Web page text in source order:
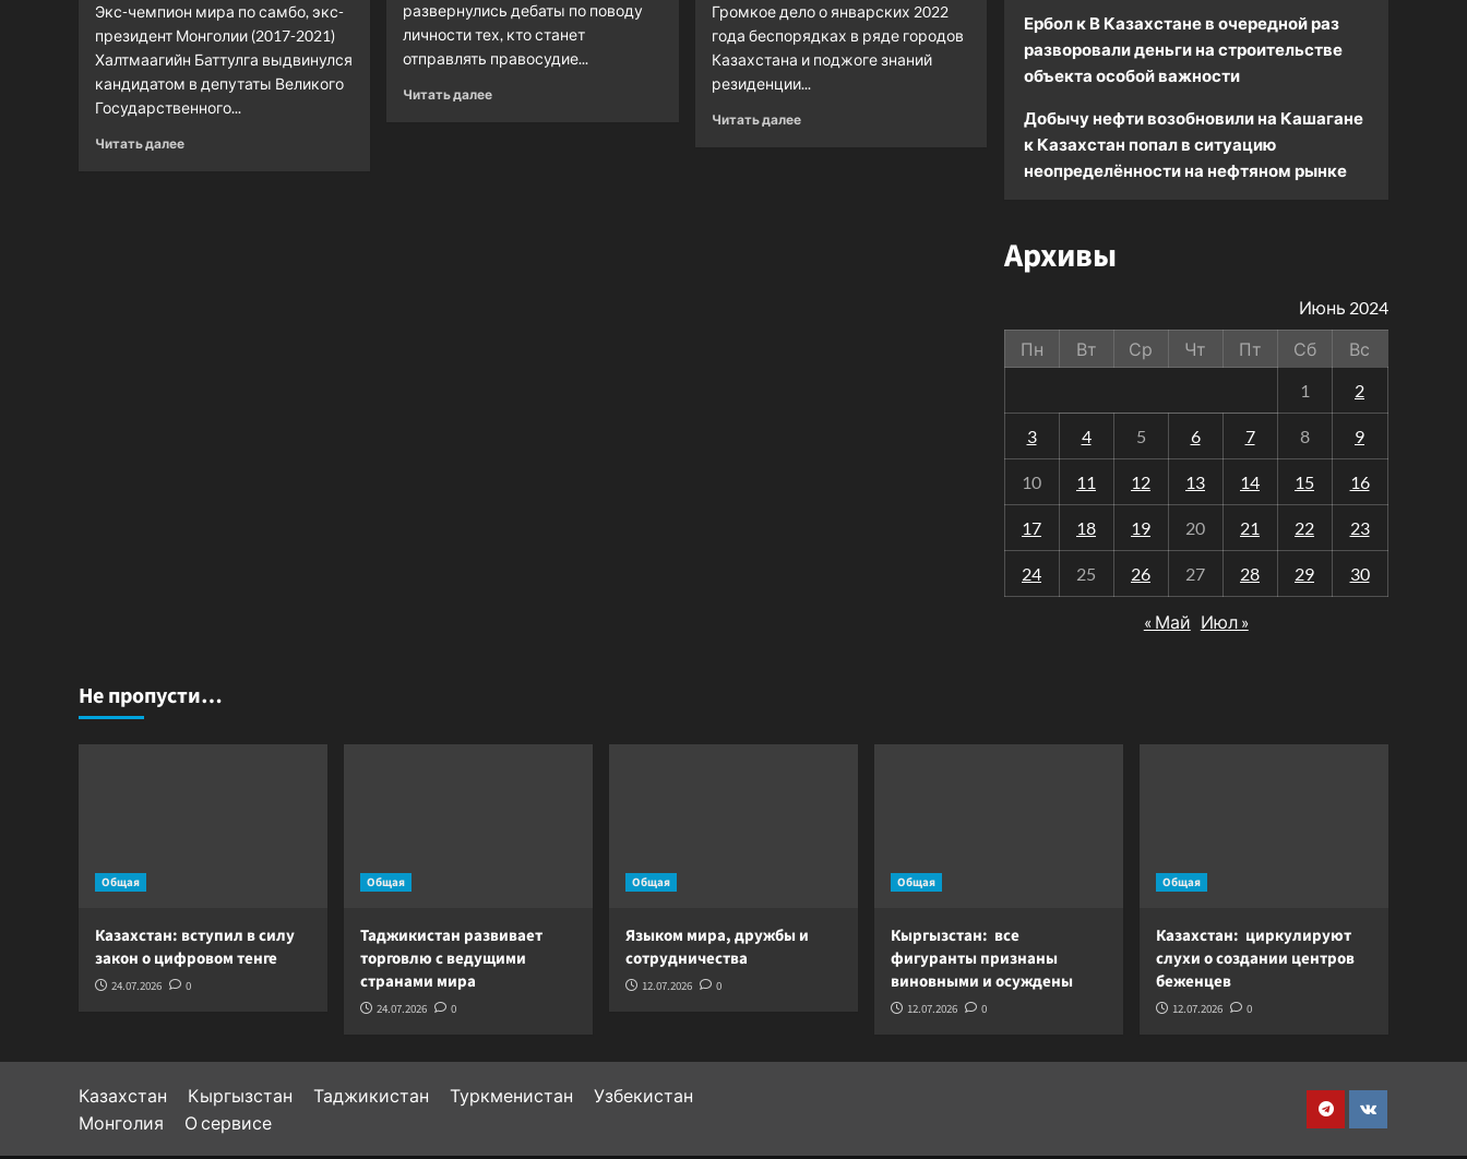
Экс-чемпион мира по самбо, экс-
президент Монголии (2017-2021)
Халтмаагийн Баттулга выдвинулся
кандидатом в депутаты Великого
Государственного...
Читать далееПрочитать
развернулись дебаты по поводу
личности тех, кто станет
отправлять правосудие...
Читать далееПрочитать
Громкое дело о январских 2022
года беспорядках в ряде городов
Казахстана и поджоге знаний
резиденции...
Читать далееПрочитать
Ерболк В Казахстане в очередной раз
разворовали деньги на строительстве
объекта особой важности
Добычу нефти возобновили на Кашагане
к Казахстан попал в ситуацию
неопределённости на нефтяном рынке
Архивы
Июнь 2024
Пн
Вт Ср Чт Пт Сб
Вс
1
2
3 4 5 6 7 8 9
10 11 12 13 14 15 16
17 18 19 20 21 22 23
24 25 26 27 28 29 30
« Май Июл »
Не пропусти…
Общая
Казахстан: вступил в силу
закон о цифровом тенге
24.07.2026 0
Общая
Таджикистан развивает
торговлю с ведущими
странами мира
24.07.2026 0
Общая
Языком мира, дружбы и
сотрудничества
12.07.2026 0
Общая
Кыргызстан: все
фигуранты признаны
виновными и осуждены
12.07.2026 0
Общая
Казахстан: циркулируют
слухи о создании центров
беженцев
12.07.2026 0
Казахстан Кыргызстан Таджикистан Туркменистан
Узбекистан
Монголия
О сервисе Telegram
VK